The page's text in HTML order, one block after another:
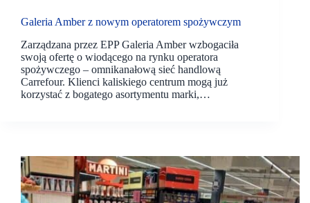
Galeria Amber z nowym operatorem spożywczym
Zarządzana przez EPP Galeria Amber wzbogaciła
swoją ofertę o wiodącego na rynku operatora
spożywczego – omnikanałową sieć handlową
Carrefour. Klienci kaliskiego centrum mogą już
korzystać z bogatego asortymentu marki,…